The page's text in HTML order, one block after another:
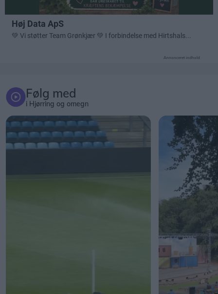
Annonceret indhold
Følg med
i Hjørring og omegn